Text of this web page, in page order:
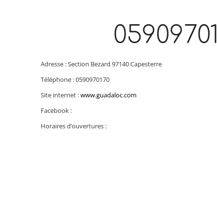
Adresse : Section Bezard 97140 Capesterre
Téléphone : 0590970170
Site internet :www.guadaloc.com
Facebook :
Horaires d’ouvertures :